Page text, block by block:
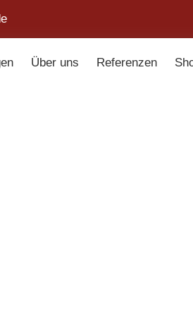
Über uns Referenzen